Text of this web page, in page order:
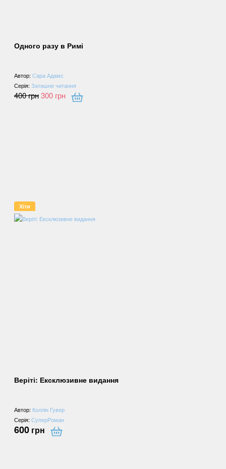
Одного разу в Римі
Автор:Сара Адамс
Серія:Затишне читання
400грн300 грн
Хіти
Веріті: Ексклюзивне видання
Автор: Коллін Гувер
Серія:СуперРоман
600 грн